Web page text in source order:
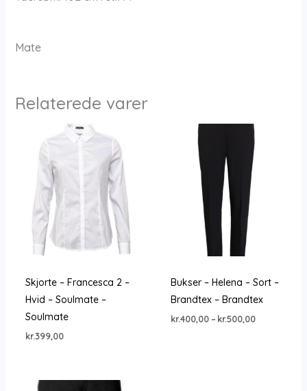
Mate
Relaterede varer
Skjorte – Francesca 2 –
Hvid – Soulmate –
Soulmate
kr.399,00
Bukser – Helena – Sort –
Brandtex – Brandtex
kr.400,00– kr.500,00Prisinterval: